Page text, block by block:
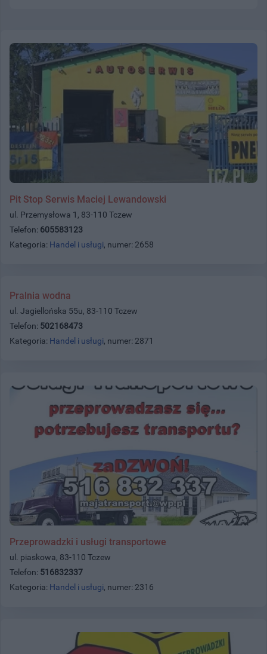
Pit Stop Serwis Maciej Lewandowski
ul. Przemysłowa 1, 83-110 Tczew
Telefon: 605583123
Kategoria: Handel i usługi, numer: 2658
Pralnia wodna
ul. Jagiellońska 55u, 83-110 Tczew
Telefon: 502168473
Kategoria: Handel i usługi, numer: 2871
Przeprowadzki i usługi transportowe
ul. piaskowa, 83-110 Tczew
Telefon: 516832337
Kategoria: Handel i usługi, numer: 2316